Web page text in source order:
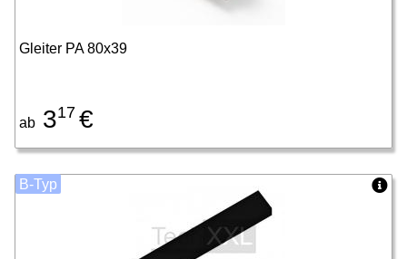
Gleiter PA 80x39
ab 317 €
B-Typ